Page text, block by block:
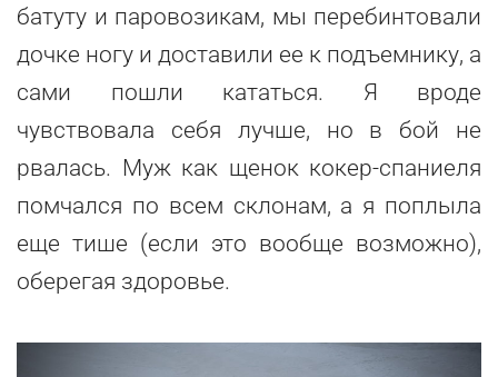
батуту и паровозикам, мы перебинтовали
дочке ногу и доставили ее к подъемнику, а
сами пошли кататься. Я вроде
чувствовала себя лучше, но в бой не
рвалась. Муж как щенок кокер-спаниеля
помчался по всем склонам, а я поплыла
еще тише (если это вообще возможно),
оберегая здоровье.